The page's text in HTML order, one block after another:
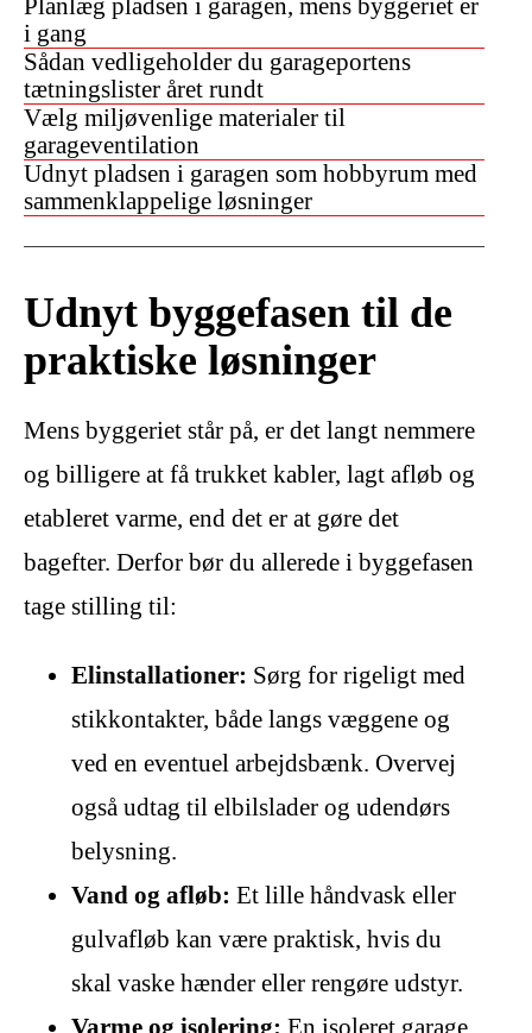
Planlæg pladsen i garagen, mens byggeriet er
i gang
Sådan vedligeholder du garageportens
tætningslister året rundt
Vælg miljøvenlige materialer til
garageventilation
Udnyt pladsen i garagen som hobbyrum med
sammenklappelige løsninger
Udnyt byggefasen til de
praktiske løsninger
Mens byggeriet står på, er det langt nemmere
og billigere at få trukket kabler, lagt afløb og
etableret varme, end det er at gøre det
bagefter. Derfor bør du allerede i byggefasen
tage stilling til:
Elinstallationer: Sørg for rigeligt med
stikkontakter, både langs væggene og
ved en eventuel arbejdsbænk. Overvej
også udtag til elbilslader og udendørs
belysning.
Vand og afløb: Et lille håndvask eller
gulvafløb kan være praktisk, hvis du
skal vaske hænder eller rengøre udstyr.